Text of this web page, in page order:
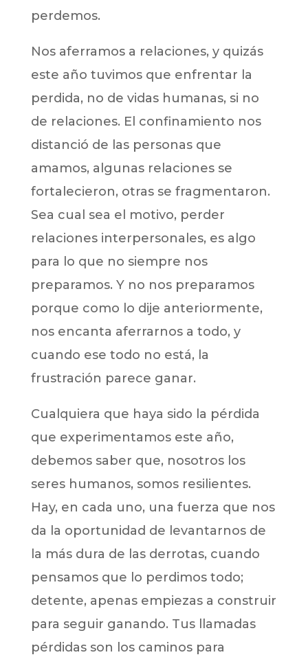
perdemos.
Nos aferramos a relaciones, y quizás
este año tuvimos que enfrentar la
perdida, no de vidas humanas, si no
de relaciones. El confinamiento nos
distanció de las personas que
amamos, algunas relaciones se
fortalecieron, otras se fragmentaron.
Sea cual sea el motivo, perder
relaciones interpersonales, es algo
para lo que no siempre nos
preparamos. Y no nos preparamos
porque como lo dije anteriormente,
nos encanta aferrarnos a todo, y
cuando ese todo no está, la
frustración parece ganar.
Cualquiera que haya sido la pérdida
que experimentamos este año,
debemos saber que, nosotros los
seres humanos, somos resilientes.
Hay, en cada uno, una fuerza que nos
da la oportunidad de levantarnos de
la más dura de las derrotas, cuando
pensamos que lo perdimos todo;
detente, apenas empiezas a construir
para seguir ganando. Tus llamadas
pérdidas son los caminos para